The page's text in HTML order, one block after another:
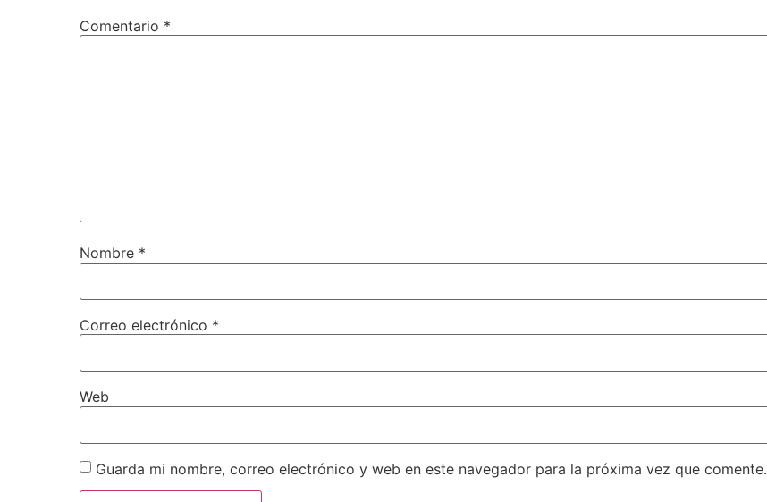
Comentario *
Nombre *
Correo electrónico *
Web
Guarda mi nombre, correo electrónico y web en este navegador para la próxima vez que comente.